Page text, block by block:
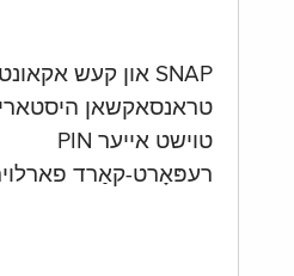
SNAP און קעש אקאונט
טראנסאקשאן
טוישט אייער PIN
רעפּאָרט-קאַרד